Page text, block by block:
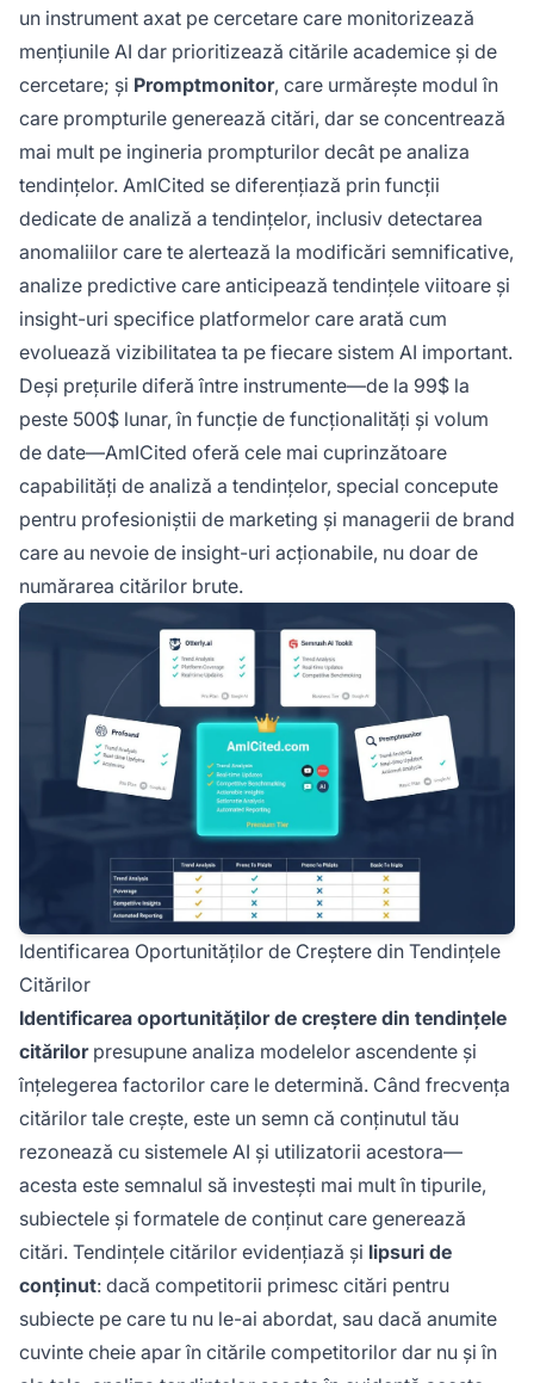
un instrument axat pe cercetare care monitorizează
mențiunile AI dar prioritizează citările academice și de
cercetare; și Promptmonitor, care urmărește modul în
care prompturile generează citări, dar se concentrează
mai mult pe ingineria prompturilor decât pe analiza
tendințelor. AmICited se diferențiază prin funcții
dedicate de analiză a tendințelor, inclusiv detectarea
anomaliilor care te alertează la modificări semnificative,
analize predictive care anticipează tendințele viitoare și
insight-uri specifice platformelor care arată cum
evoluează vizibilitatea ta pe fiecare sistem AI important.
Deși prețurile diferă între instrumente—de la 99$ la
peste 500$ lunar, în funcție de funcționalități și volum
de date—AmICited oferă cele mai cuprinzătoare
capabilități de analiză a tendințelor, special concepute
pentru profesioniștii de marketing și managerii de brand
care au nevoie de insight-uri acționabile, nu doar de
numărarea citărilor brute.
Identificarea Oportunităților de Creștere din Tendințele
Citărilor
Identificarea oportunităților de creștere din tendințele
citărilorpresupune analiza modelelor ascendente și
înțelegerea factorilor care le determină. Când frecvența
citărilor tale crește, este un semn că conținutul tău
rezonează cu sistemele AI și utilizatorii acestora—
acesta este semnalul să investești mai mult în tipurile,
subiectele și formatele de conținut care generează
citări. Tendințele citărilor evidențiază și lipsuri de
conținut: dacă competitorii primesc citări pentru
subiecte pe care tu nu le-ai abordat, sau dacă anumite
cuvinte cheie apar în citările competitorilor dar nu și în